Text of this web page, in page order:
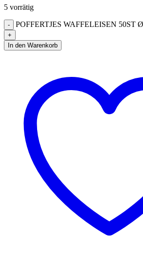
5 vorrätig
POFFERTJES WAFFELEISEN 50ST
In den Warenkorb